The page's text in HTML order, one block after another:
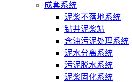
成套系统
泥浆不落地系统
钻井泥浆站
含油污泥处理系统
泥水分离系统
污泥脱水系统
泥浆固化系统